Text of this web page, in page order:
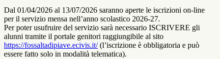
Dal 01/04/2026 al 13/07/2026 saranno aperte le iscrizioni on-line
per il servizio mensa nell’anno scolastico 2026-27.
Per poter usufruire del servizio sarà necessario ISCRIVERE gli
alunni tramite il portale genitori raggiungibile al sito
https://fossaltadipiave.ecivis.it/(l’iscrizione è obbligatoria e può
essere fatto solo in modalità telematica).